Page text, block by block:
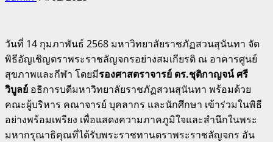
วันที่ 14 กุมภาพันธ์ 2568 มหาวิทยาลัยราชภัฏสวนสุนันทา จัด
พิธีอัญเชิญตราพระราชลัญจกรอย่างสมเกียรติ ณ อาคารศูนย์
สุขภาพและกีฬา โดยมีรองศาสตราจารย์ ดร.ชุติกาญจน์ ศรี
วิบูลย์ อธิการบดีมหาวิทยาลัยราชภัฏสวนสุนันทา พร้อมด้วย
คณะผู้บริหาร คณาจารย์ บุคลากร และนักศึกษา เข้าร่วมในพิธี
อย่างพร้อมเพรียง เพื่อแสดงความภาคภูมิใจและสำนึกในพระ
มหากรุณาธิคุณที่ได้รับพระราชทานตราพระราชลัญจกร อัน